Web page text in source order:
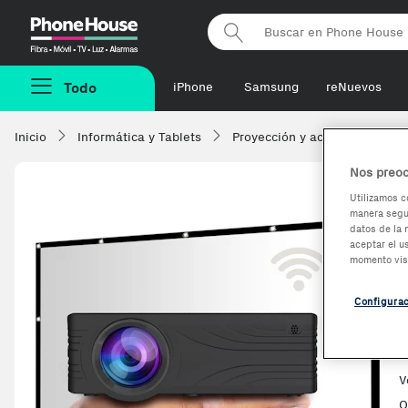
Phonehouse
Todo iPhone Samsung reNuevos
Inicio Informática y Tablets Proyección y accesorios
-97,05€
Nos
Utilizamos
manera
datos de la
aceptar el
momento